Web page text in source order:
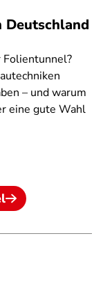
Deutschland
Folientunnel?
– und warum
eine gute Wahl